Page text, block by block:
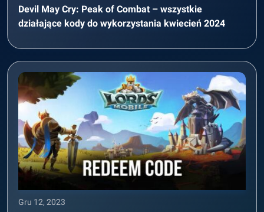
Devil May Cry: Peak of Combat – wszystkie
działające kody do wykorzystania kwiecień 2024
Gru 12, 2023